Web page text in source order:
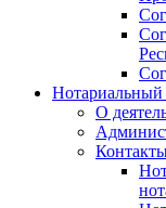
Нотариальный
О